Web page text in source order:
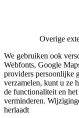
Overige
We gebruiken ook
Webfonts, Google
providers persoonlijke
verzamelen, kunt u ze
de functionaliteit en
verminderen.
herlaadt